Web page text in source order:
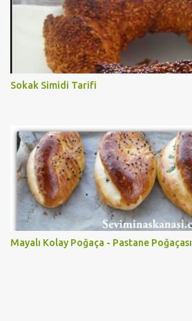
Sokak Simidi Tarifi
Mayalı Kolay Poğaça - Pastane Poğaçası